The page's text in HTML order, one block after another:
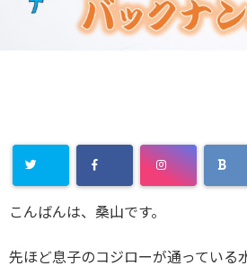
こんばんは、桑山です。
先ほど息子のコジローが通っている